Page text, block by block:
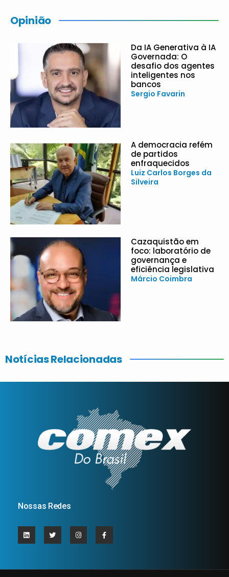
Opinião
Da IA Generativa à IA
Governada: O
desafio dos agentes
inteligentes nos
bancos
Sergio Favarin
A democracia refém
de partidos
enfraquecidos
Luiz Carlos Borges da
Silveira
Cazaquistão em
foco: laboratório de
governança e
eficiência legislativa
Márcio Coimbra
Notícias Relacionadas
Nossas Redes